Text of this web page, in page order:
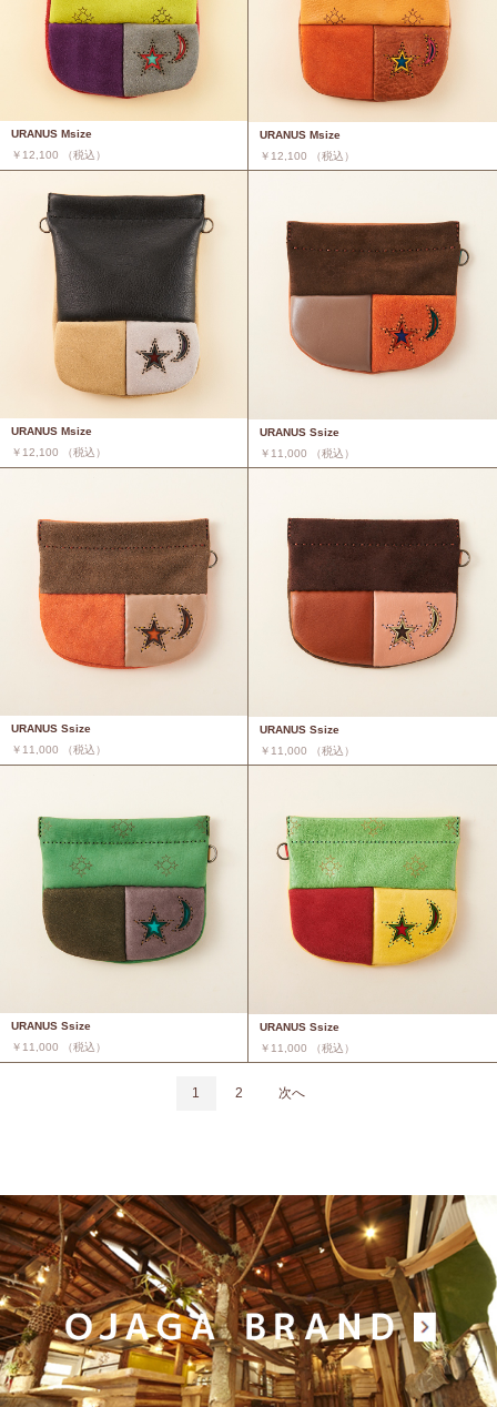
URANUS Msize
￥12,100 （税込）
URANUS Msize
￥12,100 （税込）
URANUS Msize
￥12,100 （税込）
URANUS Ssize
￥11,000 （税込）
URANUS Ssize
￥11,000 （税込）
URANUS Ssize
￥11,000 （税込）
URANUS Ssize
￥11,000 （税込）
URANUS Ssize
￥11,000 （税込）
1 2 次へ